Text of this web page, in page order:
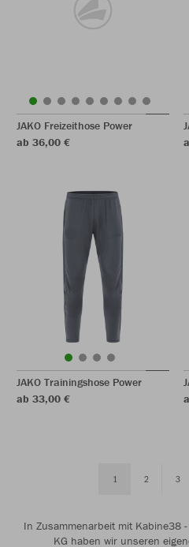
JAKO Freizeithose Power
ab 36,00 €
JAKO Trainingshose Power
ab 33,00 €
1 2 3
In Zusammenarbeit mit Kabine38
KG haben wir unseren